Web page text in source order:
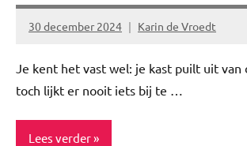
30 december 2024 Karin de Vroedt
Geen
Je kent het vast wel: je kast puilt uit van
toch lijkt er nooit iets bij te …
Lees verder